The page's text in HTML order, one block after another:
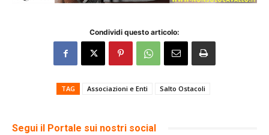
Condividi questo articolo:
TAG Associazioni e Enti Salto Ostacoli
Segui il Portale sui nostri social